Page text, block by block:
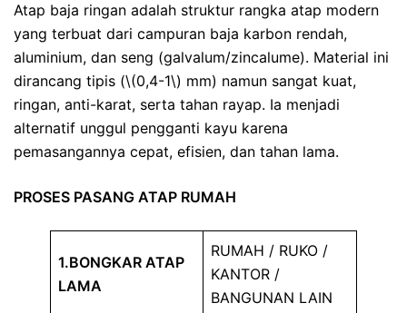
Atap baja ringan adalah struktur rangka atap modern
yang terbuat dari campuran baja karbon rendah,
aluminium, dan seng (galvalum/zincalume). Material ini
dirancang tipis (\(0,4-1\) mm) namun sangat kuat,
ringan, anti-karat, serta tahan rayap. Ia menjadi
alternatif unggul pengganti kayu karena
pemasangannya cepat, efisien, dan tahan lama.
PROSES PASANG ATAP RUMAH
1.BONGKAR ATAP
LAMA
RUMAH / RUKO /
KANTOR /
BANGUNAN LAIN